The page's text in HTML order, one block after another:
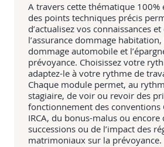
A travers cette thématique 100%
des points techniques précis
d’actualisez vos connaissances
l’assurance dommage habitation,
dommage automobile et
prévoyance. Choisissez votre
adaptez-le à votre rythme de
Chaque module permet, au
stagiaire, de voir ou revoir des
fonctionnement des conventions
IRCA, du bonus-malus ou encore
successions ou de l’impact des
matrimoniaux sur la prévoyance.